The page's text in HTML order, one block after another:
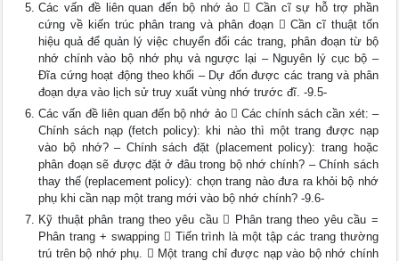
Các vấn đề liên quan đến bộ nhớ ảo  Cần cĩ sự hỗ trợ phần
cứng về kiến trúc phân trang và phân đoạn  Cần cĩ thuật tốn
hiệu quả để quản lý việc chuyển đổi các trang, phân đoạn từ bộ
nhớ chính vào bộ nhớ phụ và ngược lại – Nguyên lý cục bộ –
Đĩa cứng hoạt động theo khối – Dự đốn được các trang và phân
đoạn dựa vào lịch sử truy xuất vùng nhớ trước đĩ. -9.5-
Các vấn đề liên quan đến bộ nhớ ảo  Các chính sách cần xét: –
Chính sách nạp (fetch policy): khi nào thì một trang được nạp
vào bộ nhớ? – Chính sách đặt (placement policy): trang hoặc
phân đoạn sẽ được đặt ở đâu trong bộ nhớ chính? – Chính sách
thay thế (replacement policy): chọn trang nào đưa ra khỏi bộ nhớ
phụ khi cần nạp một trang mới vào bộ nhớ chính? -9.6-
Kỹ thuật phân trang theo yêu cầu  Phân trang theo yêu cầu =
Phân trang + swapping  Tiến trình là một tập các trang thường
trú trên bộ nhớ phụ.  Một trang chỉ được nạp vào bộ nhớ chính